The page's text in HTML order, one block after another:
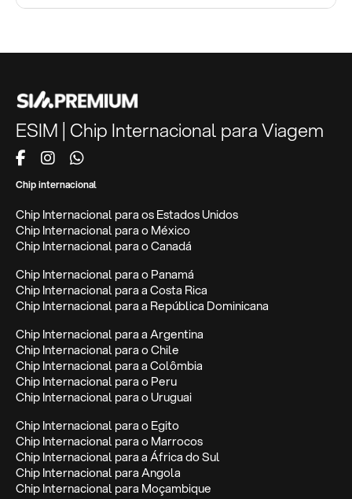
ESIM | Chip Internacional para Viagem
Chip internacional
Chip Internacional para os Estados Unidos
Chip Internacional para o México
Chip Internacional para o Canadá
Chip Internacional para o Panamá
Chip Internacional para a Costa Rica
Chip Internacional para a República Dominicana
Chip Internacional para a Argentina
Chip Internacional para o Chile
Chip Internacional para a Colômbia
Chip Internacional para o Peru
Chip Internacional para o Uruguai
Chip Internacional para o Egito
Chip Internacional para o Marrocos
Chip Internacional para a África do Sul
Chip Internacional para Angola
Chip Internacional para Moçambique